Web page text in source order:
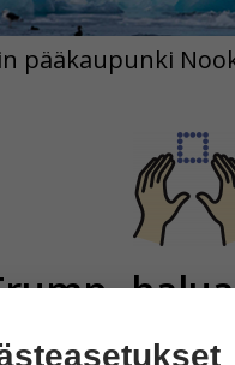
pääkaupunki